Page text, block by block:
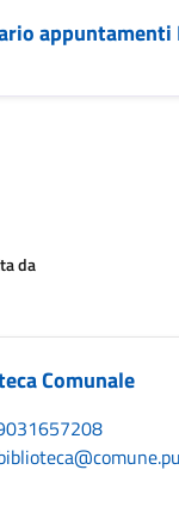
appuntamenti
da
Comunale